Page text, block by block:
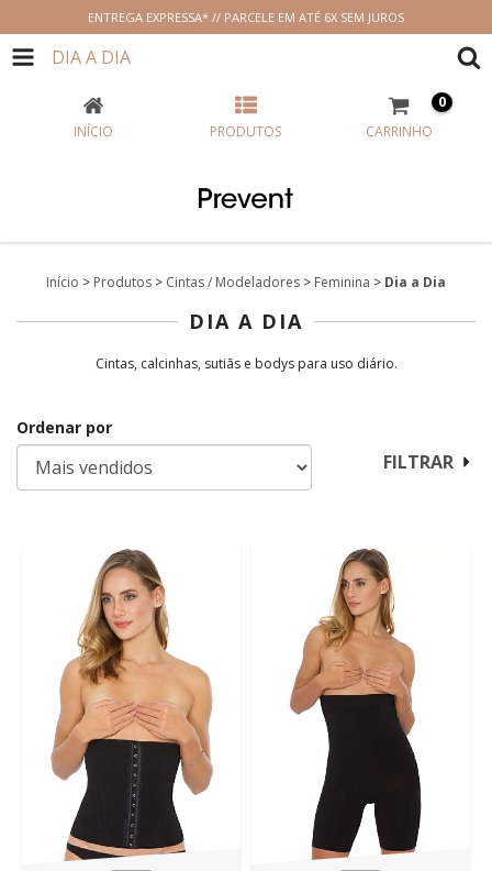
ENTREGA EXPRESSA* // PARCELE EM ATÉ 6X SEM JUROS
DIA A DIA
INÍCIO PRODUTOS CARRINHO
0
Início > Produtos > Cintas / Modeladores > Feminina > Dia a Dia
DIA A DIA
Cintas, calcinhas, sutiãs e bodys para uso diário.
Ordenar por
FILTRAR